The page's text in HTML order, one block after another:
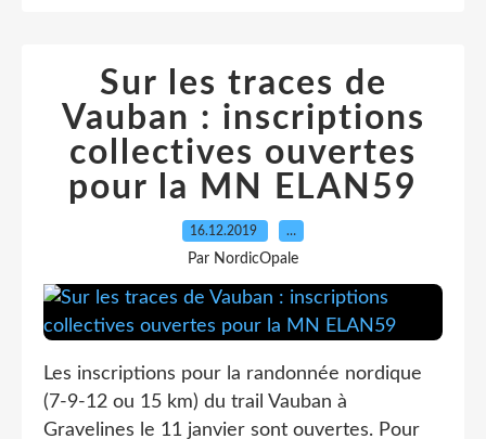
Sur les traces de
Vauban : inscriptions
collectives ouvertes
pour la MN ELAN59
16.12.2019 …
Par NordicOpale
Les inscriptions pour la randonnée nordique
(7-9-12 ou 15 km) du trail Vauban à
Gravelines le 11 janvier sont ouvertes. Pour